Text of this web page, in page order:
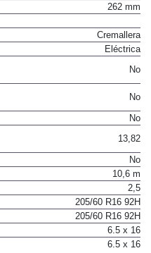
262 mm
Cremallera
Eléctrica
No
No
No
13,82
No
10,6 m
2,5
205/60 R16 92H
205/60 R16 92H
6.5 x 16
6.5 x 16